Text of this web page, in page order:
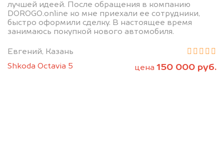
лучшей идеей. После обращения в компанию
DOROGO.online ко мне приехали ее сотрудники,
быстро оформили сделку. В настоящее время
занимаюсь покупкой нового автомобиля.
Евгений, Казань
Shkoda Octavia 5
цена 150 000 руб.